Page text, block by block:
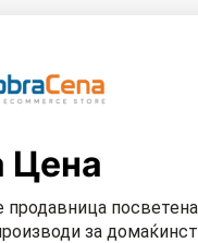
Цена
за